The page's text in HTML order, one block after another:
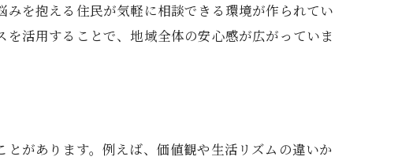
を抱える住民が気軽に相談できる環境が作られてい
活用することで、地域全体の安心感が広がっていま
があります。例えば、価値観や生活リズムの違いか